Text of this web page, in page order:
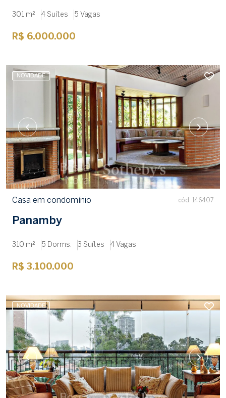
301 m² 4 Suítes 5 Vagas
R$ 6.000.000
NOVIDADE
Casa em condomínio cód. 146407
Panamby
310 m² 5 Dorms. 3 Suítes 4 Vagas
R$ 3.100.000
NOVIDADE